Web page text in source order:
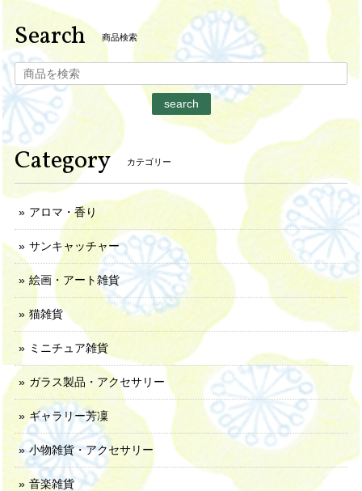
Search 商品検索
search
Category カテゴリー
アロマ・香り
サンキャッチャー
絵画・アート雑貨
猫雑貨
ミニチュア雑貨
ガラス製品・アクセサリー
ギャラリー芳凜
小物雑貨・アクセサリー
音楽雑貨